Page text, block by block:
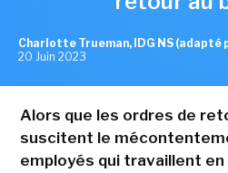
Charlotte Trueman, IDG NS (adapté
20 Juin 2023
Alors que les ordres de
suscitent le
employés qui travaillent en